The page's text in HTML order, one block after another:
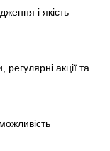
і якість
акції та